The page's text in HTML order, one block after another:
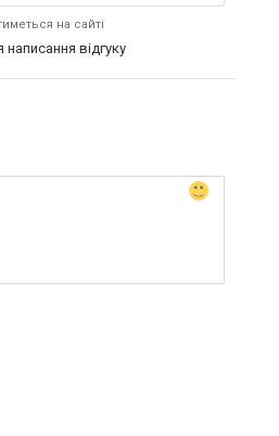
на сайті
написання відгуку